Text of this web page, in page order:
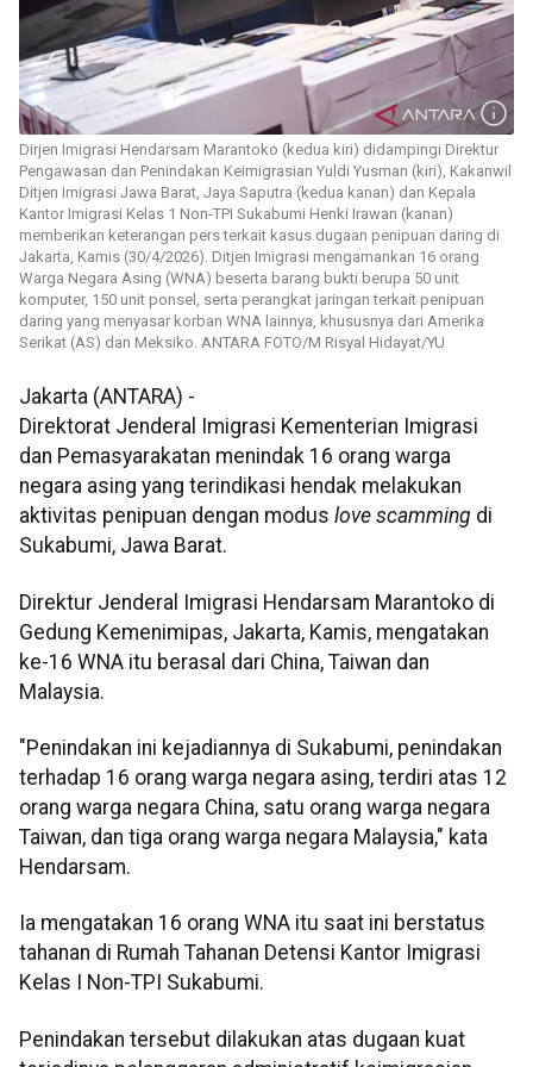
Dirjen Imigrasi Hendarsam Marantoko (kedua kiri) didampingi Direktur
Pengawasan dan Penindakan Keimigrasian Yuldi Yusman (kiri), Kakanwil
Ditjen Imigrasi Jawa Barat, Jaya Saputra (kedua kanan) dan Kepala
Kantor Imigrasi Kelas 1 Non-TPI Sukabumi Henki Irawan (kanan)
memberikan keterangan pers terkait kasus dugaan penipuan daring di
Jakarta, Kamis (30/4/2026). Ditjen Imigrasi mengamankan 16 orang
Warga Negara Asing (WNA) beserta barang bukti berupa 50 unit
komputer, 150 unit ponsel, serta perangkat jaringan terkait penipuan
daring yang menyasar korban WNA lainnya, khususnya dari Amerika
Serikat (AS) dan Meksiko. ANTARA FOTO/M Risyal Hidayat/YU
Jakarta (ANTARA) -
Direktorat Jenderal Imigrasi Kementerian Imigrasi
dan Pemasyarakatan menindak 16 orang warga
negara asing yang terindikasi hendak melakukan
aktivitas penipuan dengan modus love scamming di
Sukabumi, Jawa Barat.
Direktur Jenderal Imigrasi Hendarsam Marantoko di
Gedung Kemenimipas, Jakarta, Kamis, mengatakan
ke-16 WNA itu berasal dari China, Taiwan dan
Malaysia.
"Penindakan ini kejadiannya di Sukabumi, penindakan
terhadap 16 orang warga negara asing, terdiri atas 12
orang warga negara China, satu orang warga negara
Taiwan, dan tiga orang warga negara Malaysia," kata
Hendarsam.
Ia mengatakan 16 orang WNA itu saat ini berstatus
tahanan di Rumah Tahanan Detensi Kantor Imigrasi
Kelas I Non-TPI Sukabumi.
Penindakan tersebut dilakukan atas dugaan kuat